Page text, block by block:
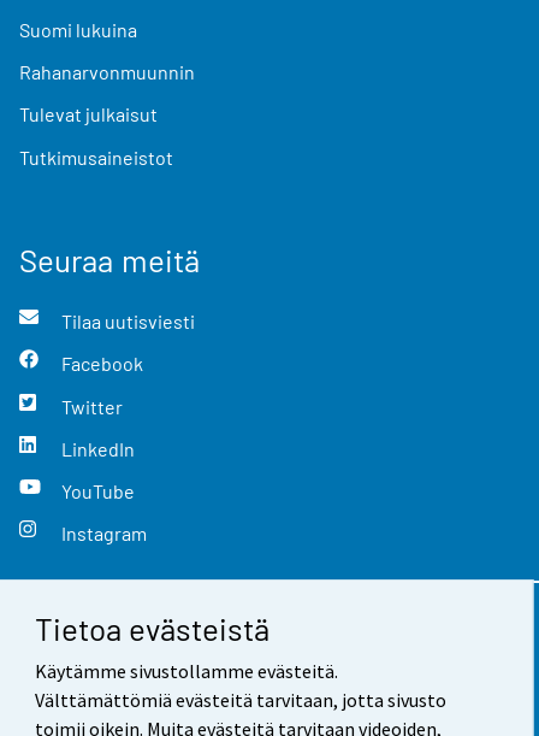
Tietoa evästeistä
Käytämme sivustollamme evästeitä.
Välttämättömiä evästeitä tarvitaan, jotta sivusto
toimii oikein. Muita evästeitä tarvitaan videoiden,
Suomi lukuina
Rahanarvonmuunnin
Tulevat julkaisut
Tutkimusaineistot
Seuraa meitä
Tilaa uutisviesti
Facebook
Twitter
LinkedIn
YouTube
Instagram
Yhteystiedot
Palaute